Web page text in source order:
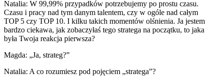
Natalia: W 99,99% przypadków potrzebujemy po prostu czasu.
Czasu i pracy nad tym danym talentem, czy w ogóle nad całym
TOP 5 czy TOP 10. I kilku takich momentów olśnienia. Ja jestem
bardzo ciekawa, jak zobaczyłaś tego stratega na początku, to jaka
była Twoja reakcja pierwsza?
Magda: „Ja, strateg?”
Natalia: A co rozumiesz pod pojęciem „stratega”?